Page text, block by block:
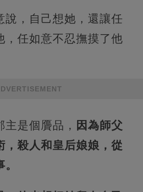
說，自己想她，還讓任
，任如意不忍撫摸了他
是個贗品， 因為師父
，殺人和皇后娘娘，從